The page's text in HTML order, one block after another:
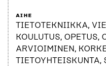
AIHE
TIETOTEKNIIKKA,
KOULUTUS, OPETUS,
ARVIOIMINEN,
TIETOYHTEISKUNTA,